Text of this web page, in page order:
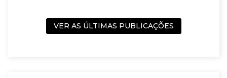
VER AS ÚLTIMAS PUBLICAÇÕES